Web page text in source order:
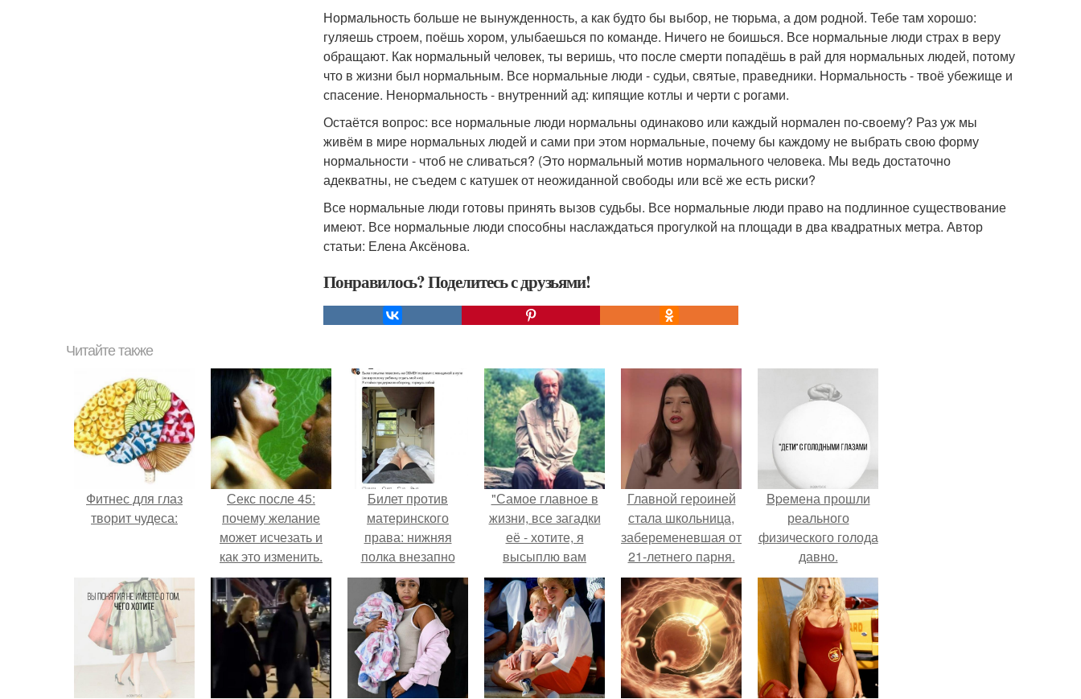
Нормальность больше не вынужденность, а как будто бы выбор, не тюрьма, а дом родной. Тебе там хорошо:
гуляешь строем, поёшь хором, улыбаешься по команде. Ничего не боишься. Все нормальные люди страх в веру
обращают. Как нормальный человек, ты веришь, что после смерти попадёшь в рай для нормальных людей, потому
что в жизни был нормальным. Все нормальные люди - судьи, святые, праведники. Нормальность - твоё убежище и
спасение. Ненормальность - внутренний ад: кипящие котлы и черти с рогами.
Остаётся вопрос: все нормальные люди нормальны одинаково или каждый нормален по-своему? Раз уж мы
живём в мире нормальных людей и сами при этом нормальные, почему бы каждому не выбрать свою форму
нормальности - чтоб не сливаться? (Это нормальный мотив нормального человека. Мы ведь достаточно
адекватны, не съедем с катушек от неожиданной свободы или всё же есть риски?
Все нормальные люди готовы принять вызов судьбы. Все нормальные люди право на подлинное существование
имеют. Все нормальные люди способны наслаждаться прогулкой на площади в два квадратных метра. Автор
статьи: Елена Аксёнова.
Понравилось? Поделитесь с друзьями!
Читайте также
Фитнес для глаз
творит чудеса:
Секс после 45:
почему желание
может исчезать и
как это изменить.
Билет против
материнского
права: нижняя
полка внезапно
нашла законного
владельца.
"Самое главное в
жизни, все загадки
её - хотите, я
высыплю вам
сейчас?
Главной героиней
стала школьница,
забеременевшая от
21-летнего парня.
Bpeмена прошли
реального
физического голода
давно.